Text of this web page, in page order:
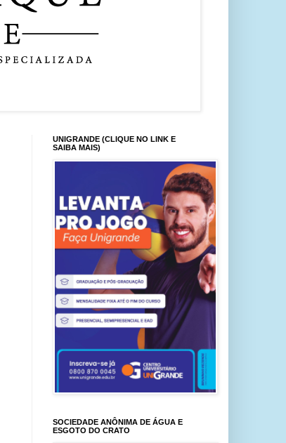
UNIGRANDE (CLIQUE NO LINK E
SAIBA MAIS)
SOCIEDADE ANÔNIMA DE ÁGUA E
ESGOTO DO CRATO